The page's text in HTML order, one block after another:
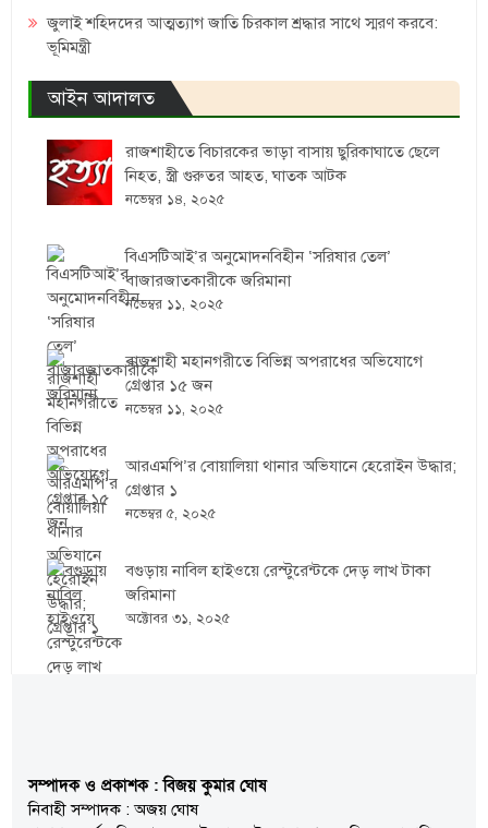
জুলাই শহিদদের আত্মত্যাগ জাতি চিরকাল শ্রদ্ধার সাথে স্মরণ করবে:
ভূমিমন্ত্রী
আইন আদালত
রাজশাহীতে বিচারকের ভাড়া বাসায় ছুরিকাঘাতে ছেলে
নিহত, স্ত্রী গুরুতর আহত, ঘাতক আটক
নভেম্বর ১৪, ২০২৫
বিএসটিআই’র অনুমোদনবিহীন ‘সরিষার তেল’
বাজারজাতকারীকে জরিমানা
নভেম্বর ১১, ২০২৫
রাজশাহী মহানগরীতে বিভিন্ন অপরাধের অভিযোগে
গ্রেপ্তার ১৫ জন
নভেম্বর ১১, ২০২৫
আরএমপি’র বোয়ালিয়া থানার অভিযানে হেরোইন উদ্ধার;
গ্রেপ্তার ১
নভেম্বর ৫, ২০২৫
বগুড়ায় নাবিল হাইওয়ে রেস্টুরেন্টকে দেড় লাখ টাকা
জরিমানা
অক্টোবর ৩১, ২০২৫
সম্পাদক ও প্রকাশক : বিজয় কুমার ঘোষ
নিবাহী সম্পাদক : অজয় ঘোষ